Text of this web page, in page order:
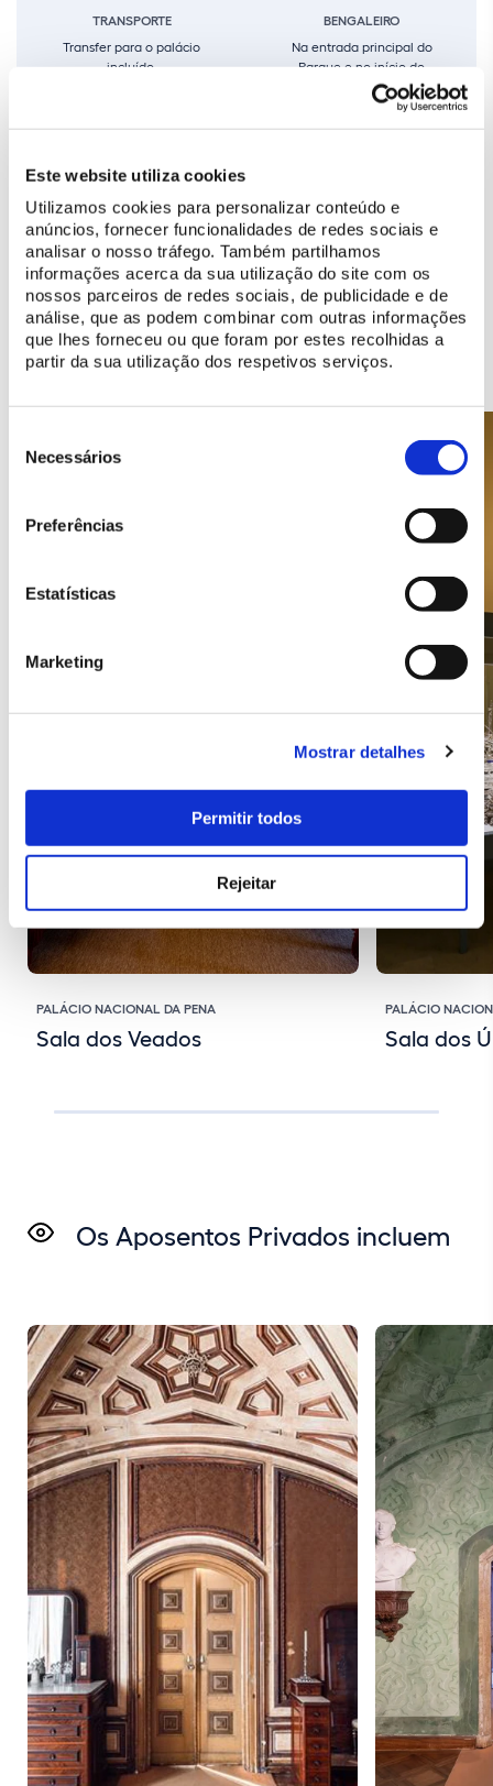
Este website utiliza cookies
Utilizamos cookies para personalizar conteúdo e
anúncios, fornecer funcionalidades de redes sociais e
analisar o nosso tráfego. Também partilhamos
informações acerca da sua utilização do site com os
nossos parceiros de redes sociais, de publicidade e de
análise, que as podem combinar com outras informações
que lhes forneceu ou que foram por estes recolhidas a
partir da sua utilização dos respetivos serviços.
Necessários
Preferências
Estatísticas
Marketing
Mostrar detalhes
Permitir todos
Rejeitar
TRANSPORTE
Transfer para o palácio
incluído.
BENGALEIRO
Na entrada principal do
Parque e no início do
percurso interior do
Palácio existem
bengaleiros.
Espaços a descobrir no Palácio Novo
PALÁCIO NACIONAL DA PENA
Sala dos Veados
PALÁCIO
Sala dos
Os Aposentos Privados incluem